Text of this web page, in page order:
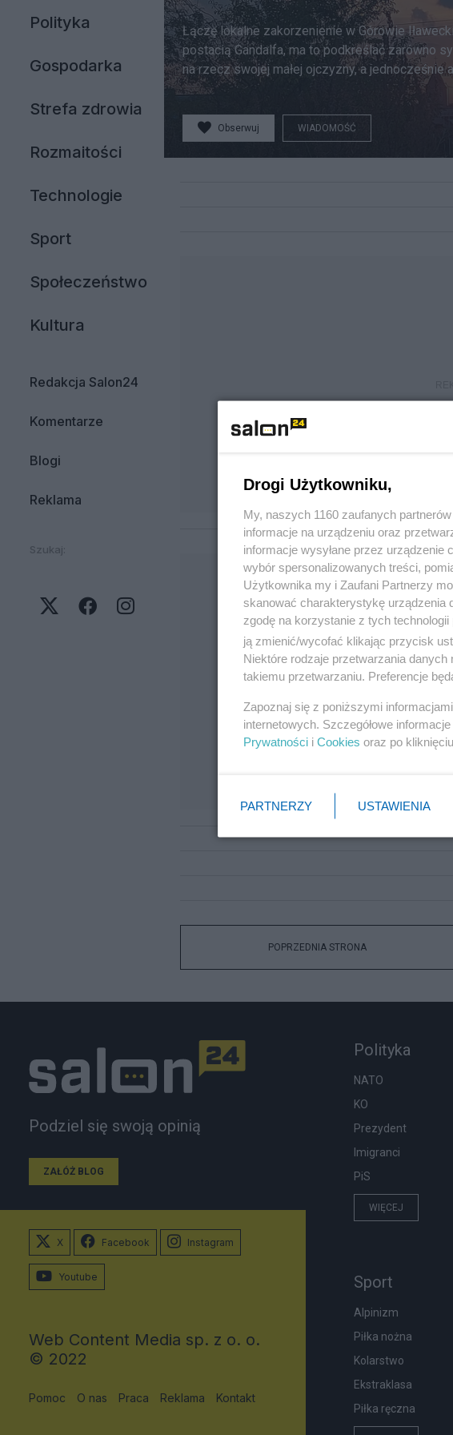
Polityka
Gospodarka
Strefa zdrowia
Rozmaitości
Technologie
Sport
Społeczeństwo
Kultura
Redakcja Salon24
Komentarze
Blogi
Reklama
Szukaj:
Łączę lokalne zakorzenienie w Górowie
postacią Gandalfa, ma to podkreślać zarówno
na rzecz swojej małej ojczyzny, a
Obserwuj WIADOMOŚĆ
POPRZEDNIA STRONA
Podziel się swoją opinią
ZAŁÓŻ BLOG
Polityka
NATO
KO
Prezydent
Imigranci
PiS
WIĘCEJ
Sport
Alpinizm
Piłka nożna
Kolarstwo
Ekstraklasa
Piłka ręczna
X Facebook Instagram
Youtube
Web Content Media sp. z o. o.
© 2022
Pomoc O nas Praca Reklama Kontakt
Drogi Użytkowniku,
My, naszych 1160 zaufanych
informacje na urządzeniu oraz
informacje wysyłane przez
wybór spersonalizowanych treści,
Użytkownika my i Zaufani Partnerzy
skanować charakterystykę urządzenia
zgodę na korzystanie z tych
ją zmienić/wycofać klikając przycisk
Niektóre rodzaje przetwarzania
takiemu przetwarzaniu. Preferencje
Zapoznaj się z poniższymi
internetowych. Szczegółowe
Prywatności i Cookies oraz po
PARTNERZY USTAWIENIA